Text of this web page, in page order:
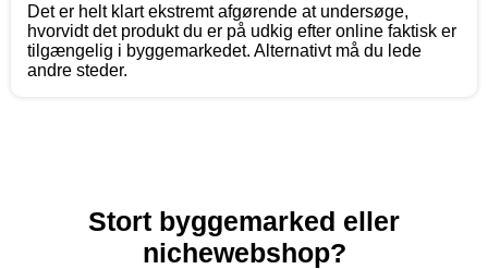
Det er helt klart ekstremt afgørende at undersøge,
hvorvidt det produkt du er på udkig efter online faktisk er
tilgængelig i byggemarkedet. Alternativt må du lede
andre steder.
Stort byggemarked eller
nichewebshop?